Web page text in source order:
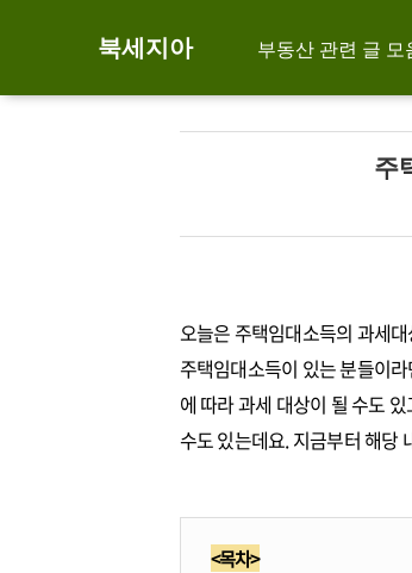
북세지아 부동산 관련 글 모
주
오늘은 주택임대소득의 과세
주택임대소득이 있는 분들이
에 따라 과세 대상이 될 수도
수도 있는데요. 지금부터 해당
<목차>